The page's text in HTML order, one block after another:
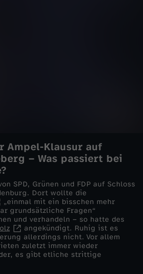
Ampel-Klausur auf
– Was passiert bei
SPD, Grünen und FDP auf Schloss
Dort wollte die
„einmal mit ein bisschen mehr
grundsätzliche Fragen“
und verhandeln – so hatte des
angekündigt. Ruhig ist es
allerdings nicht. Vor allem
zuletzt immer wieder
es gibt etliche strittige